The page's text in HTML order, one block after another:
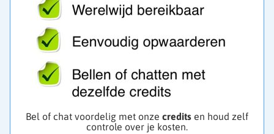
Bel of chat voordelig met onze credits en houd zelf
controle over je kosten.